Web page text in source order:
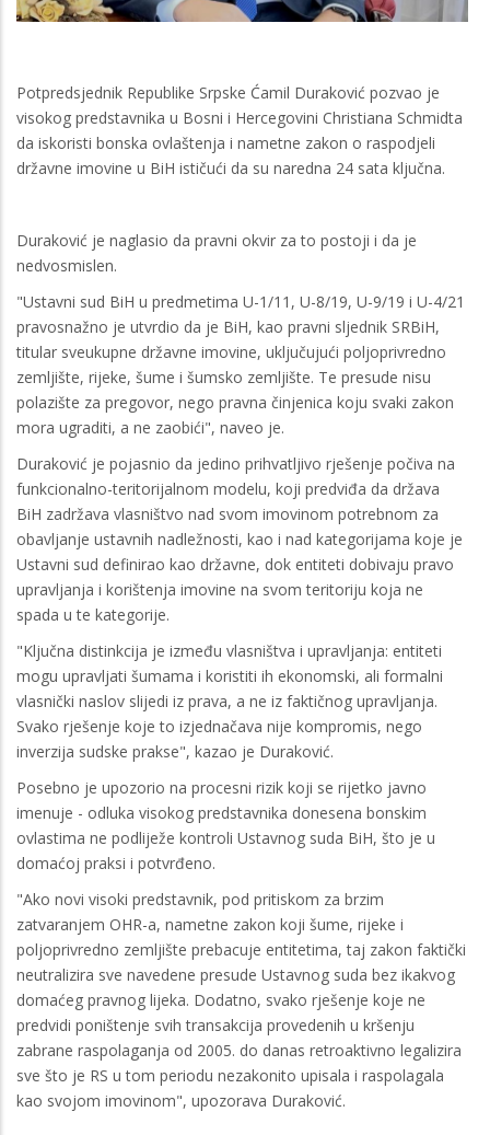
Potpredsjednik Republike Srpske Ćamil Duraković pozvao je
visokog predstavnika u Bosni i Hercegovini Christiana Schmidta
da iskoristi bonska ovlaštenja i nametne zakon o raspodjeli
državne imovine u BiH ističući da su naredna 24 sata ključna.
Duraković je naglasio da pravni okvir za to postoji i da je
nedvosmislen.
"Ustavni sud BiH u predmetima U-1/11, U-8/19, U-9/19 i U-4/21
pravosnažno je utvrdio da je BiH, kao pravni sljednik SRBiH,
titular sveukupne državne imovine, uključujući poljoprivredno
zemljište, rijeke, šume i šumsko zemljište. Te presude nisu
polazište za pregovor, nego pravna činjenica koju svaki zakon
mora ugraditi, a ne zaobići", naveo je.
Duraković je pojasnio da jedino prihvatljivo rješenje počiva na
funkcionalno-teritorijalnom modelu, koji predviđa da država
BiH zadržava vlasništvo nad svom imovinom potrebnom za
obavljanje ustavnih nadležnosti, kao i nad kategorijama koje je
Ustavni sud definirao kao državne, dok entiteti dobivaju pravo
upravljanja i korištenja imovine na svom teritoriju koja ne
spada u te kategorije.
"Ključna distinkcija je između vlasništva i upravljanja: entiteti
mogu upravljati šumama i koristiti ih ekonomski, ali formalni
vlasnički naslov slijedi iz prava, a ne iz faktičnog upravljanja.
Svako rješenje koje to izjednačava nije kompromis, nego
inverzija sudske prakse", kazao je Duraković.
Posebno je upozorio na procesni rizik koji se rijetko javno
imenuje - odluka visokog predstavnika donesena bonskim
ovlastima ne podliježe kontroli Ustavnog suda BiH, što je u
domaćoj praksi i potvrđeno.
"Ako novi visoki predstavnik, pod pritiskom za brzim
zatvaranjem OHR-a, nametne zakon koji šume, rijeke i
poljoprivredno zemljište prebacuje entitetima, taj zakon faktički
neutralizira sve navedene presude Ustavnog suda bez ikakvog
domaćeg pravnog lijeka. Dodatno, svako rješenje koje ne
predvidi poništenje svih transakcija provedenih u kršenju
zabrane raspolaganja od 2005. do danas retroaktivno legalizira
sve što je RS u tom periodu nezakonito upisala i raspolagala
kao svojom imovinom", upozorava Duraković.